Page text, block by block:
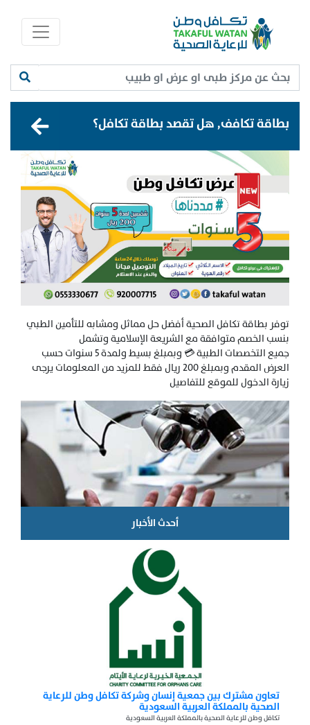
بطاقة تكافف, هل تقصد بطاقة تكافل؟
توفر بطاقة تكافل الصحية أفضل حل مماثل ومشابه للتأمين الطبي
بنسب الخصم متوافقة مع الشريعة الإسلامية وتشمل
جميع التخصصات الطبية 💳 وبمبلغ بسيط ولمدة 5 سنوات حسب
العرض المقدم وبمبلغ 200 ريال فقط للمزيد من المعلومات يرجى
زيارة الدخول للموقع للتفاصيل
أحدث الأخبار
تعاون مشترك بين جمعية إنسان وشركة تكافل وطن للرعاية
الصحية بالمملكة العربية السعودية
تكافل وطن للرعاية الصحية بالمملكة العربية السعودية